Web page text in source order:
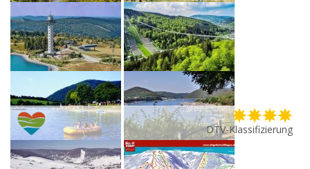
DTV-Klassifizierung